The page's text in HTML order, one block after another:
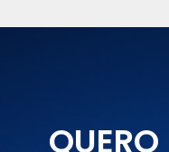
QUERO